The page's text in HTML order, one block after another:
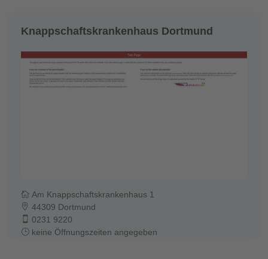
Knappschaftskrankenhaus Dortmund
Am Knappschaftskrankenhaus 1
44309 Dortmund
0231 9220
keine Öffnungszeiten angegeben